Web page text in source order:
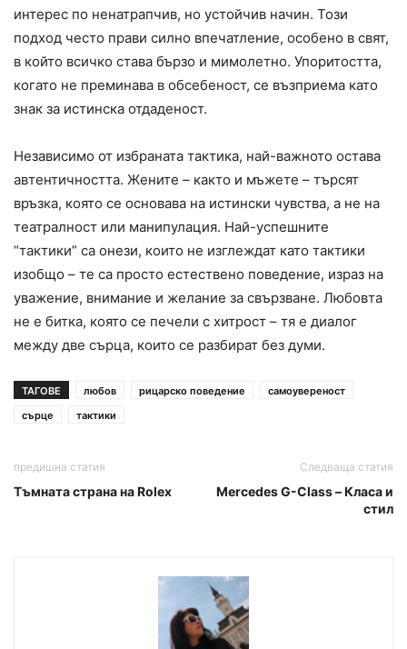
интерес по ненатрапчив, но устойчив начин. Този
подход често прави силно впечатление, особено в свят,
в който всичко става бързо и мимолетно. Упоритостта,
когато не преминава в обсебеност, се възприема като
знак за истинска отдаденост.
Независимо от избраната тактика, най-важното остава
автентичността. Жените – както и мъжете – търсят
връзка, която се основава на истински чувства, а не на
театралност или манипулация. Най-успешните
“тактики” са онези, които не изглеждат като тактики
изобщо – те са просто естествено поведение, израз на
уважение, внимание и желание за свързване. Любовта
не е битка, която се печели с хитрост – тя е диалог
между две сърца, които се разбират без думи.
ТАГОВЕ любов рицарско поведение
самоувереност
сърце
тактики
предишна статия
Тъмната страна на Rolex
Следваща статия
Mercedes G-Class – Класа и
стил